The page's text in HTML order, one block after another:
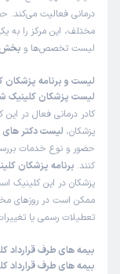
درنظر بگیرید
دکتر علیرضا عشرتی
برخورد مناسب
کاربر دکترتو
این پزشک
را
زمان انتظار: 15-45 دقیقه
خیلی خوب بود
دارن با بیمار خدا
درمانی فعالیت
مختلف، این مرکز را به
لیست تخصص‌ها و بخش‌
لیست و برنامه
لیست پزشکان کلینیک
کادر درمانی فعال در
پزشکان، لیست دکتر
حضور و نوع خدمات
کنند. برنامه پزشکان
پزشکان در این کلینیک
ممکن است در روزهای
تعطیلات رسمی یا
بیمه های طرف قرارداد
بیمه های طرف قرارداد